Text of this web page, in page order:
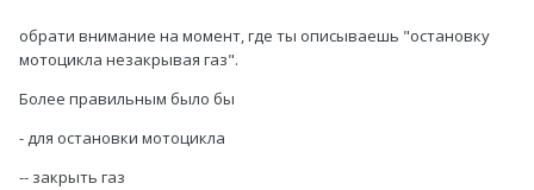
обрати внимание на момент, где ты описываешь "остановку
мотоцикла незакрывая газ".
Более правильным было бы
- для остановки мотоцикла
-- закрыть газ